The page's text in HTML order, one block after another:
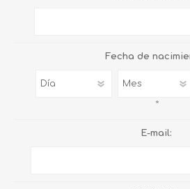
Fecha de
*
E-mail: